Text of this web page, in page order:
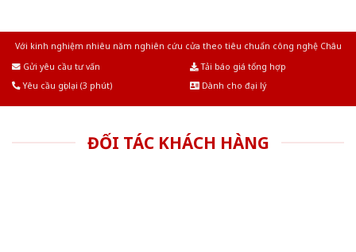
Với kinh nghiệm nhiêu năm nghiên cứu cửa theo tiêu chuẩn công nghệ Châu
Gửi yêu cầu tư vấn
Tải báo giá tổng hợp
Yêu cầu gọi lại (3 phút)
Dành cho đại lý
ĐỐI TÁC KHÁCH HÀNG